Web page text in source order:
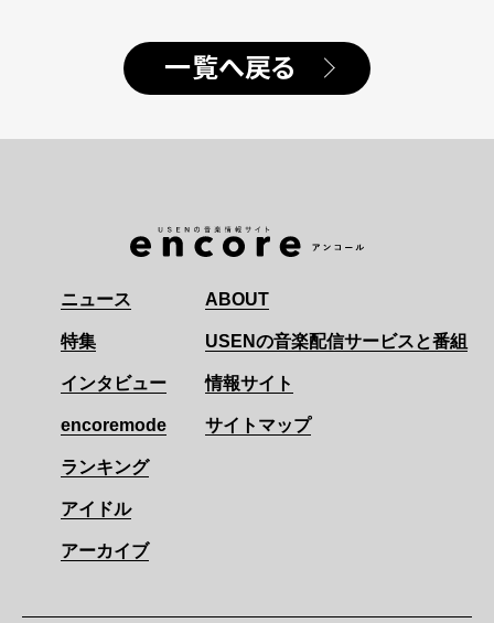
一覧へ戻る
ニュース
特集
インタビュー
encoremode
ランキング
アイドル
アーカイブ
ABOUT
USENの音楽配信サービスと番組
情報サイト
サイトマップ